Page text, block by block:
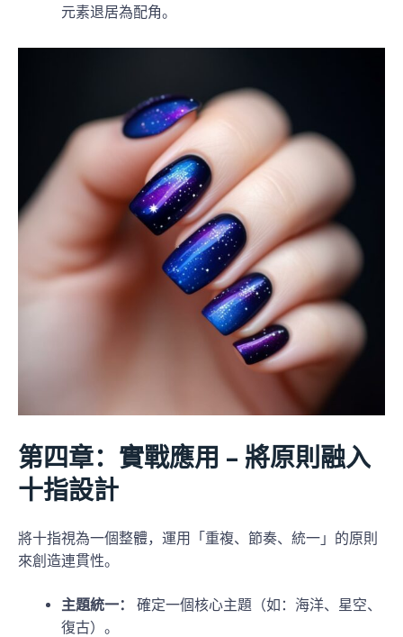
元素退居為配角。
第四章：實戰應用 – 將原則融入
十指設計
將十指視為一個整體，運用「重複、節奏、統一」的原則
來創造連貫性。
主題統一：
確定一個核心主題（如：海洋、星空、
復古）。